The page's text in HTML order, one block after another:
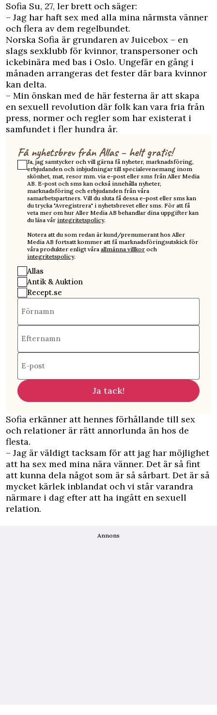
Sofia Su, 27, ler brett och säger:
– Jag har haft sex med alla mina närmsta vänner
och flera av dem regelbundet.
Norska Sofia är grundaren av Juicebox – en
slags sexklubb för kvinnor, transpersoner och
ickebinära med bas i Oslo. Ungefär en gång i
månaden arrangeras det fester där bara kvinnor
kan delta.
– Min önskan med de här festerna är att skapa
en sexuell revolution där folk kan vara fria från
press, normer och regler som har existerat i
samfundet i fler hundra år.
Få nyhetsbrev från Allas – helt gratis!
Ja, jag samtycker och vill gärna få nyheter, marknadsföring,
erbjudanden och inbjudningar till specialevenemang inom
skönhet, mat, resor mm. via e-post eller sms från Aller Media
AB. E-post och sms kan också innehålla nyheter,
marknadsföring och erbjudanden från våra
samarbetspartners. Vill du sluta få dessa e-post eller sms kan
du trycka "Avregistrera" i nyhetsbrevet eller sms. För att få
veta mer om hur Aller Media AB behandlar dina uppgifter kan
du läsa vår integritetspolicy.
Notera att du som redan är kund/prenumerant hos Aller
Media AB fortsatt kommer att få marknadsföringsutskick för
våra produkter enligt våra allmänna villkor och
integritetspolicy.
Allas
Antik & Auktion
Recept.se
Förnamn
Efternamn
E-post
Ja tack!
Sofia erkänner att hennes förhållande till sex
och relationer är rätt annorlunda än hos de
flesta.
– Jag är väldigt tacksam för att jag har möjlighet
att ha sex med mina nära vänner. Det är så fint
att kunna dela något som är så sårbart. Det är så
mycket kärlek inblandat och vi står varandra
närmare i dag efter att ha ingått en sexuell
relation.
Annons